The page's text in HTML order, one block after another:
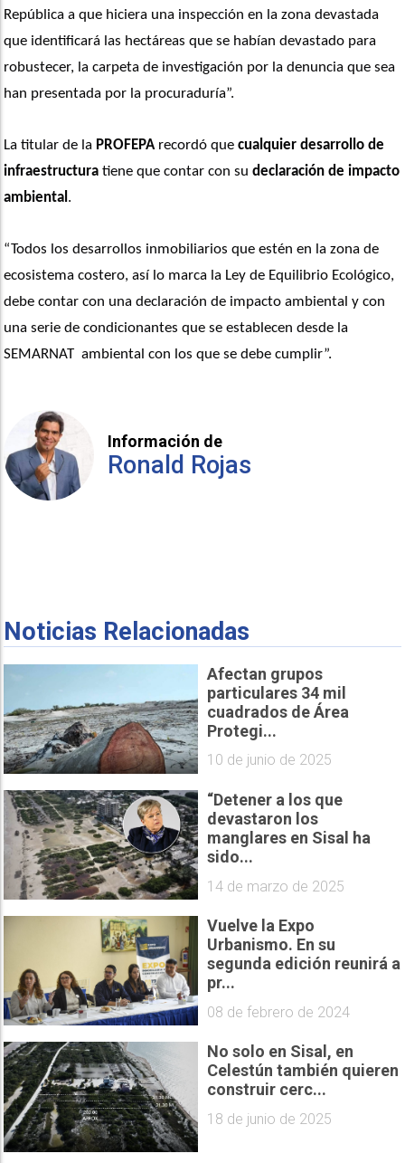
República a que hiciera una inspección en la zona devastada
que identificará las hectáreas que se habían devastado para
robustecer, la carpeta de investigación por la denuncia que sea
han presentada por la procuraduría”.
La titular de la PROFEPA recordó que cualquier desarrollo de
infraestructura tiene que contar con su declaración de impacto
ambiental .
“Todos los desarrollos inmobiliarios que estén en la zona de
ecosistema costero, así lo marca la Ley de Equilibrio Ecológico,
debe contar con una declaración de impacto ambiental y con
una serie de condicionantes que se establecen desde la
SEMARNAT  ambiental con los que se debe cumplir”.
Información de
Ronald Rojas
Noticias Relacionadas
Afectan grupos
particulares 34 mil
cuadrados de Área
Protegi...
10 de junio de 2025
“Detener a los que
devastaron los
manglares en Sisal ha
sido...
14 de marzo de 2025
Vuelve la Expo
Urbanismo. En su
segunda edición reunirá a
pr...
08 de febrero de 2024
No solo en Sisal, en
Celestún también quieren
construir cerc...
18 de junio de 2025